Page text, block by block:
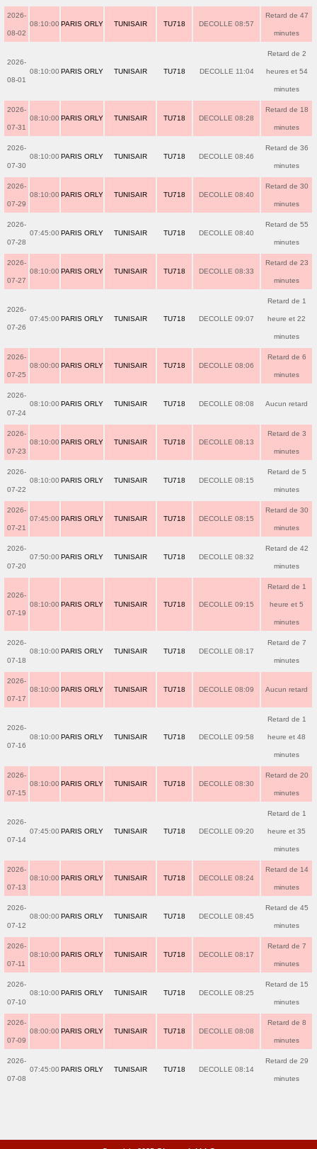
2026-
08-02
08:10:00 PARIS ORLY TUNISAIR TU718 DECOLLE 08:57
Retard de 47
minutes
2026-
08-01
08:10:00 PARIS ORLY TUNISAIR TU718 DECOLLE 11:04
Retard de 2
heures et 54
minutes
2026-
07-31
08:10:00 PARIS ORLY TUNISAIR TU718 DECOLLE 08:28
Retard de 18
minutes
2026-
07-30
08:10:00 PARIS ORLY TUNISAIR TU718 DECOLLE 08:46
Retard de 36
minutes
2026-
07-29
08:10:00 PARIS ORLY TUNISAIR TU718 DECOLLE 08:40
Retard de 30
minutes
2026-
07-28
07:45:00 PARIS ORLY TUNISAIR TU718 DECOLLE 08:40
Retard de 55
minutes
2026-
07-27
08:10:00 PARIS ORLY TUNISAIR TU718 DECOLLE 08:33
Retard de 23
minutes
2026-
07-26
07:45:00 PARIS ORLY TUNISAIR TU718 DECOLLE 09:07
Retard de 1
heure et 22
minutes
2026-
07-25
08:00:00 PARIS ORLY TUNISAIR TU718 DECOLLE 08:06
Retard de 6
minutes
2026-
07-24
08:10:00 PARIS ORLY TUNISAIR TU718 DECOLLE 08:08 Aucun retard
2026-
07-23
08:10:00 PARIS ORLY TUNISAIR TU718 DECOLLE 08:13
Retard de 3
minutes
2026-
07-22
08:10:00 PARIS ORLY TUNISAIR TU718 DECOLLE 08:15
Retard de 5
minutes
2026-
07-21
07:45:00 PARIS ORLY TUNISAIR TU718 DECOLLE 08:15
Retard de 30
minutes
2026-
07-20
07:50:00 PARIS ORLY TUNISAIR TU718 DECOLLE 08:32
Retard de 42
minutes
2026-
07-19
08:10:00 PARIS ORLY TUNISAIR TU718 DECOLLE 09:15
Retard de 1
heure et 5
minutes
2026-
07-18
08:10:00 PARIS ORLY TUNISAIR TU718 DECOLLE 08:17
Retard de 7
minutes
2026-
07-17
08:10:00 PARIS ORLY TUNISAIR TU718 DECOLLE 08:09 Aucun retard
2026-
07-16
08:10:00 PARIS ORLY TUNISAIR TU718 DECOLLE 09:58
Retard de 1
heure et 48
minutes
2026-
07-15
08:10:00 PARIS ORLY TUNISAIR TU718 DECOLLE 08:30
Retard de 20
minutes
2026-
07-14
07:45:00 PARIS ORLY TUNISAIR TU718 DECOLLE 09:20
Retard de 1
heure et 35
minutes
2026-
07-13
08:10:00 PARIS ORLY TUNISAIR TU718 DECOLLE 08:24
Retard de 14
minutes
2026-
07-12
08:00:00 PARIS ORLY TUNISAIR TU718 DECOLLE 08:45
Retard de 45
minutes
2026-
07-11
08:10:00 PARIS ORLY TUNISAIR TU718 DECOLLE 08:17
Retard de 7
minutes
2026-
07-10
08:10:00 PARIS ORLY TUNISAIR TU718 DECOLLE 08:25
Retard de 15
minutes
2026-
07-09
08:00:00 PARIS ORLY TUNISAIR TU718 DECOLLE 08:08
Retard de 8
minutes
2026-
07-08
07:45:00 PARIS ORLY TUNISAIR TU718 DECOLLE 08:14
Retard de 29
minutes